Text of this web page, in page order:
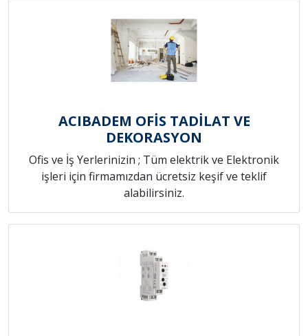
ACIBADEM OFİS TADİLAT VE
DEKORASYON
Ofis ve İş Yerlerinizin ; Tüm elektrik ve Elektronik
işleri için firmamızdan ücretsiz keşif ve teklif
alabilirsiniz.